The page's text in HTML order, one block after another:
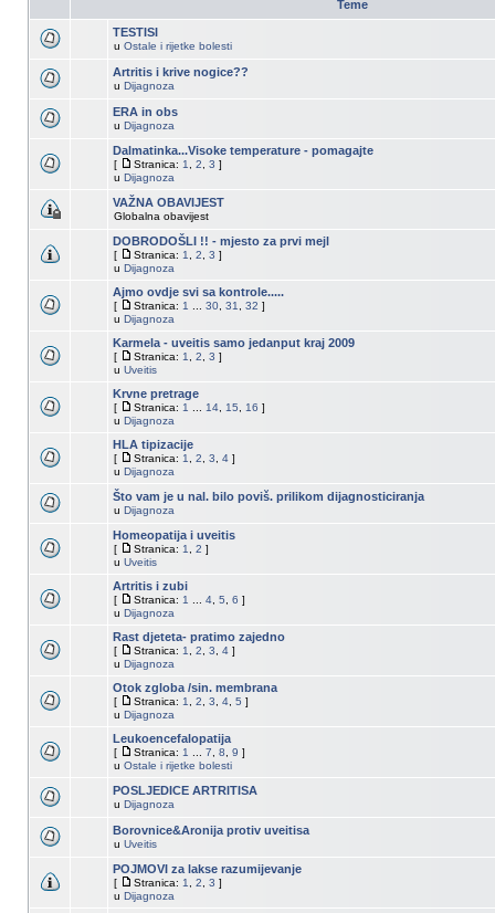
Teme
TESTISI
u Ostale i rijetke bolesti
Artritis i krive nogice??
u Dijagnoza
ERA in obs
u Dijagnoza
Dalmatinka...Visoke temperature - pomagajte
[ Stranica: 1 2 3 ]
u Dijagnoza
VAŽNA OBAVIJEST
Globalna obavijest
DOBRODOŠLI !! - mjesto za prvi mejl
[ Stranica: 1 2 3 ]
u Dijagnoza
Ajmo ovdje svi sa kontrole.....
[ Stranica: 1 30 31 32 ]
u Dijagnoza
Karmela - uveitis samo jedanput kraj 2009
[ Stranica: 1 2 3 ]
u Uveitis
Krvne pretrage
[ Stranica: 1 14 15 16 ]
u Dijagnoza
HLA tipizacije
[ Stranica: 1 2 3 4 ]
u Dijagnoza
Što vam je u nal. bilo poviš. prilikom dijagnosticiranja
u Dijagnoza
Homeopatija i uveitis
[ Stranica: 1 2 ]
u Uveitis
Artritis i zubi
[ Stranica: 1 4 5 6 ]
u Dijagnoza
Rast djeteta- pratimo zajedno
[ Stranica: 1 2 3 4 ]
u Dijagnoza
Otok zgloba /sin. membrana
[ Stranica: 1 2 3 4 5 ]
u Dijagnoza
Leukoencefalopatija
[ Stranica: 1 7 8 9 ]
u Ostale i rijetke bolesti
POSLJEDICE ARTRITISA
u Dijagnoza
Borovnice&Aronija protiv uveitisa
u Uveitis
POJMOVI za lakse razumijevanje
[ Stranica: 1 2 3 ]
u Dijagnoza